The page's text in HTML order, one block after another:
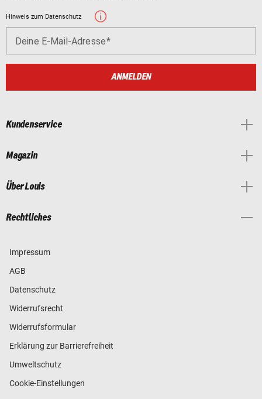
Hinweis zum Datenschutz
Deine E-Mail-Adresse
ANMELDEN
Kundenservice
Magazin
Über Louis
Rechtliches
Impressum
AGB
Datenschutz
Widerrufsrecht
Widerrufsformular
Erklärung zur Barrierefreiheit
Umweltschutz
Cookie-Einstellungen